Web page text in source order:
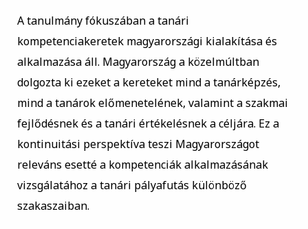
A tanulmány fókuszában a tanári
kompetenciakeretek magyarországi kialakítása és
alkalmazása áll. Magyarország a közelmúltban
dolgozta ki ezeket a kereteket mind a tanárképzés,
mind a tanárok előmenetelének, valamint a szakmai
fejlődésnek és a tanári értékelésnek a céljára. Ez a
kontinuitási perspektíva teszi Magyarországot
releváns esetté a kompetenciák alkalmazásának
vizsgálatához a tanári pályafutás különböző
szakaszaiban.